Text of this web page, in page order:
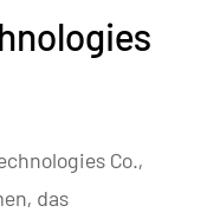
Co.,
das